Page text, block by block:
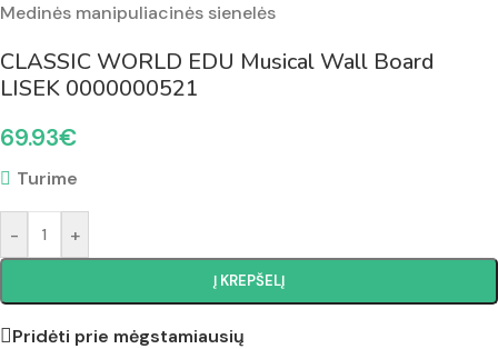
Medinės manipuliacinės sienelės
CLASSIC WORLD EDU Musical Wall Board
LISEK 0000000521
69.93€
Turime
- +
Į KREPŠELĮ
Pridėti prie mėgstamiausių